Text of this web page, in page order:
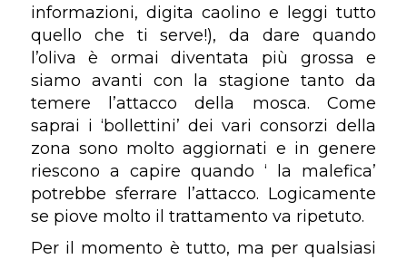
informazioni, digita caolino e leggi tutto
quello che ti serve!), da dare quando
l’oliva è ormai diventata più grossa e
siamo avanti con la stagione tanto da
temere l’attacco della mosca. Come
saprai i ‘bollettini’ dei vari consorzi della
zona sono molto aggiornati e in genere
riescono a capire quando ‘ la malefica’
potrebbe sferrare l’attacco. Logicamente
se piove molto il trattamento va ripetuto.
Per il momento è tutto, ma per qualsiasi